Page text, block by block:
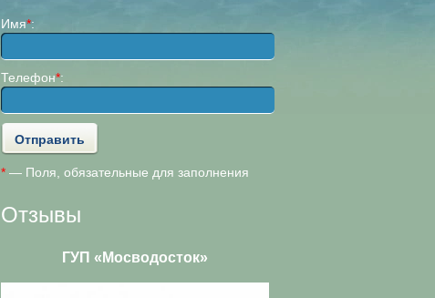
Имя*:
Телефон*:
* — Поля, обязательные для заполнения
Отзывы
ГУП «Мосводосток»